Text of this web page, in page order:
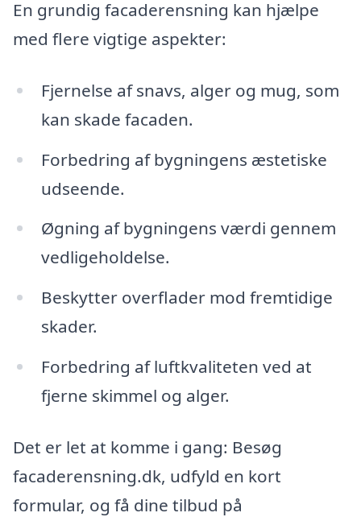
En grundig facaderensning kan hjælpe
med flere vigtige aspekter:
Fjernelse af snavs, alger og mug, som
kan skade facaden.
Forbedring af bygningens æstetiske
udseende.
Øgning af bygningens værdi gennem
vedligeholdelse.
Beskytter overflader mod fremtidige
skader.
Forbedring af luftkvaliteten ved at
fjerne skimmel og alger.
Det er let at komme i gang: Besøg
facaderensning.dk, udfyld en kort
formular, og få dine tilbud på